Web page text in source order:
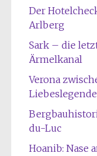
Der
Arlberg
Sark – die
Ärmelkanal
Verona
du-Luc
Hoanib: Nase